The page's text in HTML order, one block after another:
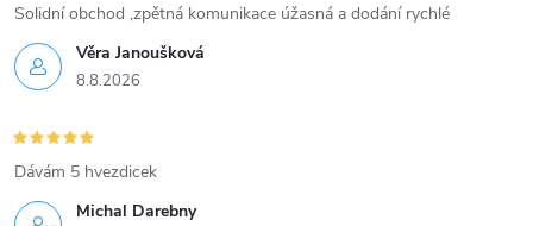
Věra Janoušková
8.8.2026
Solidní obchod ,zpětná komunikace úžasná a dodání rychlé
Michal Darebny
Dávám 5 hvezdicek